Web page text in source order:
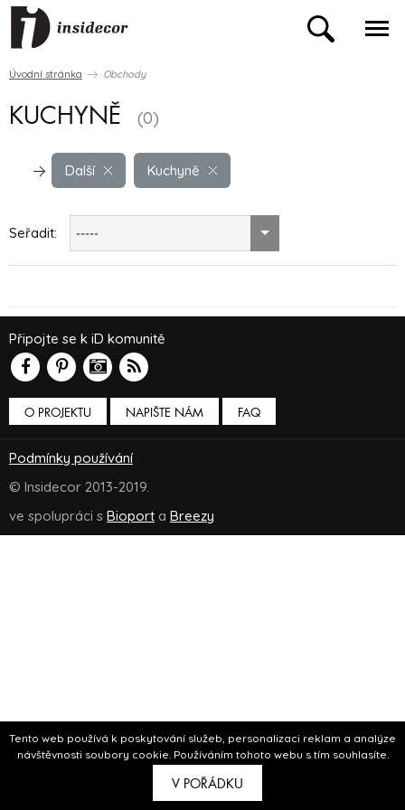
Tento web používá k poskytování služeb, personalizaci reklam a analýze
návštěvnosti soubory cookie. Používáním tohoto webu s tím souhlasíte.
V POŘÁDKU
Úvodní stránka Obchody
KUCHYNĚ (0)
Další Kuchyně
Seřadit: -----
O PROJEKTU NAPIŠTE NÁM
Připojte se k iD komunitě
FAQ
Podmínky používání
© Insidecor 2013-2019.
ve spolupráci s Bioport a Breezy